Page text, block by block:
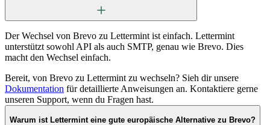
Der Wechsel von Brevo zu Lettermint ist einfach. Lettermint
unterstützt sowohl API als auch SMTP, genau wie Brevo. Dies
macht den Wechsel einfach.
Bereit, von Brevo zu Lettermint zu wechseln? Sieh dir unsere
Dokumentation für detaillierte Anweisungen an. Kontaktiere gerne
unseren Support, wenn du Fragen hast.
Warum ist Lettermint eine gute europäische Alternative zu Brevo?